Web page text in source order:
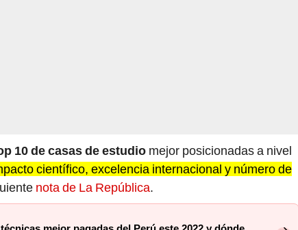
10 de casas de estudio mejor posicionadas a nivel
científico, excelencia internacional y número de
nota de La República.